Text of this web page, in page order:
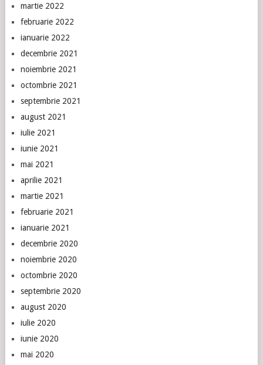
martie 2022
februarie 2022
ianuarie 2022
decembrie 2021
noiembrie 2021
octombrie 2021
septembrie 2021
august 2021
iulie 2021
iunie 2021
mai 2021
aprilie 2021
martie 2021
februarie 2021
ianuarie 2021
decembrie 2020
noiembrie 2020
octombrie 2020
septembrie 2020
august 2020
iulie 2020
iunie 2020
mai 2020